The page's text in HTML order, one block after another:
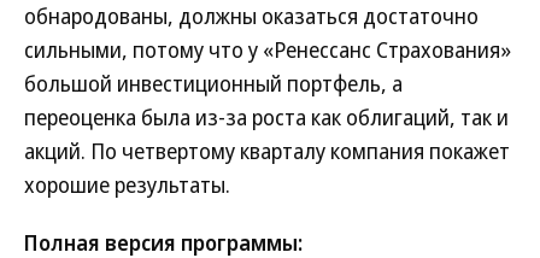
обнародованы, должны оказаться достаточно
сильными, потому что у «Ренессанс Страхования»
большой инвестиционный портфель, а
переоценка была из-за роста как облигаций, так и
акций. По четвертому кварталу компания покажет
хорошие результаты.
Полная версия программы: